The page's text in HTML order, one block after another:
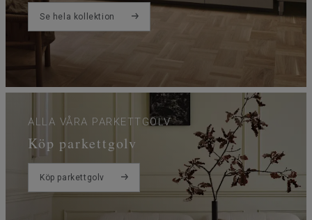
Se hela kollektion
ALLA VÅRA PARKETTGOLV
Köp parkettgolv
Köp parkettgolv